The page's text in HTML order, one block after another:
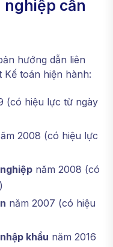
cần
hướng dẫn liên
toán hiện hành:
(có hiệu lực từ ngày
2008 (có hiệu lực
năm 2008 (có
năm 2007 (có hiệu
khẩu năm 2016